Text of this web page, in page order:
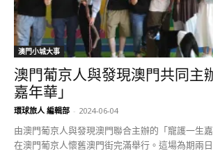
澳門小城大事
澳門葡京人與發現澳門共同主
嘉年華」
環球旅人 編輯部 - 2024-06-04
由澳門葡京人與發現澳門聯合主辦的「寵護一生
在澳門葡京人懷舊澳門街完滿舉行。這場為期兩